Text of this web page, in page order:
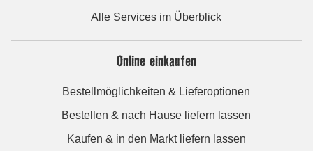
Alle Services im Überblick
Online einkaufen
Bestellmöglichkeiten & Lieferoptionen
Bestellen & nach Hause liefern lassen
Kaufen & in den Markt liefern lassen